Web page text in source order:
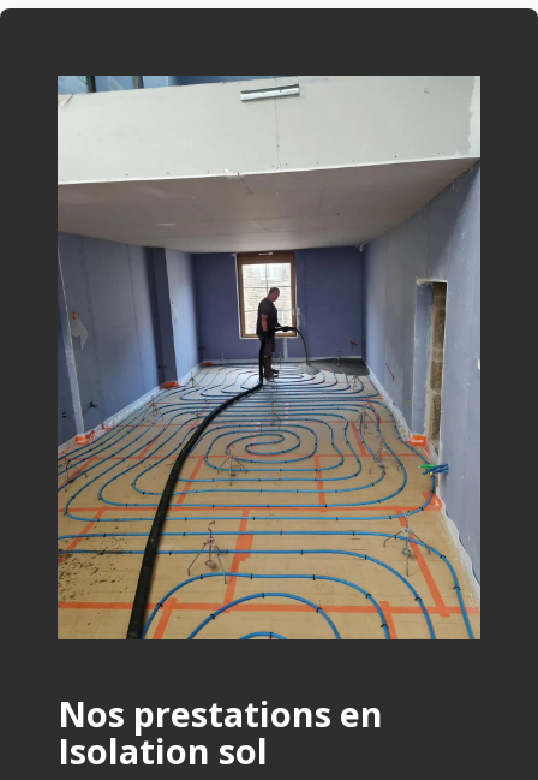
Nos prestations en
Isolation sol